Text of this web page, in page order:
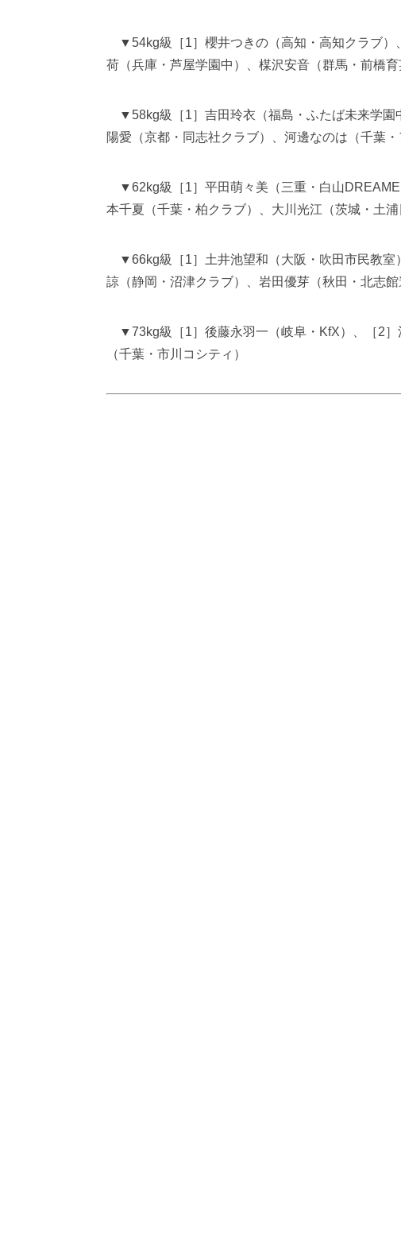
▼54kg級［1］櫻井つきの（高知・高知クラブ）
荷（兵庫・芦屋学園中）、楳沢安音（群馬・前橋育
▼58kg級［1］吉田玲衣（福島・ふたば未来学園
陽愛（京都・同志社クラブ）、河邊なのは（千葉・
▼62kg級［1］平田萌々美（三重・白山
本千夏（千葉・柏クラブ）、大川光江（茨城・土浦
▼66kg級［1］土井池望和（大阪・吹田市民教室
諒（静岡・沼津クラブ）、岩田優芽（秋田・北志館
▼73kg級［1］後藤永羽一（岐阜・KfX）、［2］
（千葉・市川コシティ）